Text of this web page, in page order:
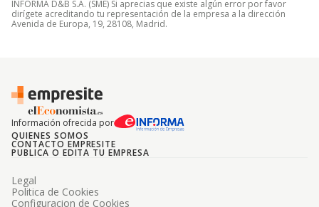
INFORMA D&B S.A. (SME) Si aprecias que existe algún error por favor
dirígete acreditando tu representación de la empresa a la dirección
Avenida de Europa, 19, 28108, Madrid.
Información ofrecida por
QUIENES SOMOS
CONTACTO EMPRESITE
PUBLICA O EDITA TU EMPRESA
Legal
Politica de Cookies
Configuracion de Cookies